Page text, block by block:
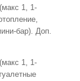
1, 1-
бар). Доп.
1, 1-